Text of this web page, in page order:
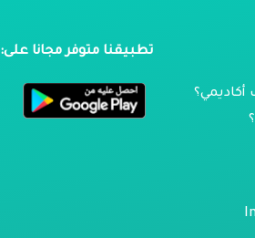
أكاديمي؟
تطبيقنا متوفر مجانا على: